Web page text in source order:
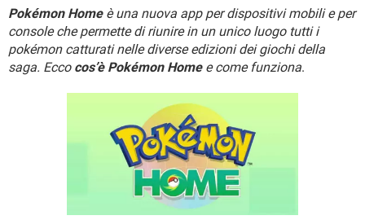
HARDWARE
INSTAGRAM WHATSAPP
TIKTOK FACEBOOK
HARDWARE
iOS WINDOWS 10
INSTAGRAM WHATSAPP
TIKTOK FACEBOOK
COVID-19
INTRATTENIMENTO ANDROID
iOS WINDOWS 10
FACEBOOK
Pokémon Homeè una nuova app per dispositivi mobili e per
console che permette di riunire in un unico luogo tutti i
pokémon catturati nelle diverse edizioni dei giochi della
saga. Ecco cos’è Pokémon Homee come funziona.